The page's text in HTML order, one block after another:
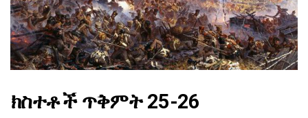
ክስተቶች ጥቅምት 25-26